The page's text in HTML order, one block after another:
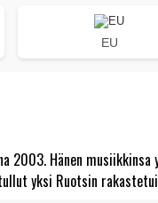
EU
2003. Hänen
yksi Ruotsin